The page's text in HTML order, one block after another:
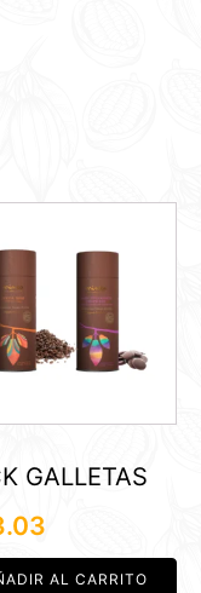
GALLETAS
AL CARRITO